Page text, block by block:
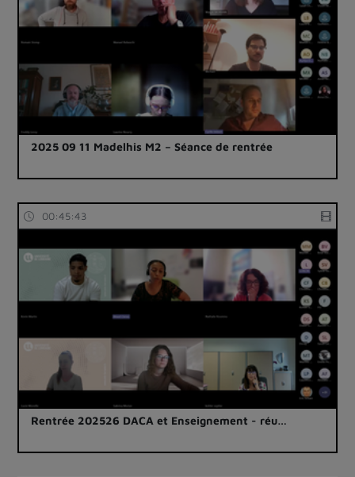
2025 09 11 Madelhis M2 – Séance de rentrée
00:45:43
Rentrée 202526 DACA et Enseignement - réu…